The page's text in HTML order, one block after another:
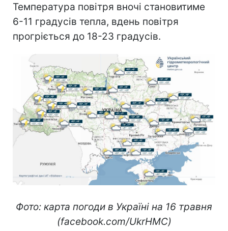
Температура повітря вночі становитиме
6-11 градусів тепла, вдень повітря
прогріється до 18-23 градусів.
Фото: карта погоди в Україні на 16 травня
(facebook.com/UkrHMC)